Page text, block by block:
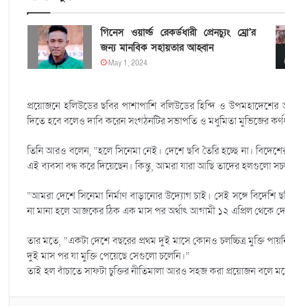
গিনেস ওয়ার্ল্ড রেকর্ডধারী প্রেনচ্যুং ম্রো’র
জন্য মানবিক সহায়তার আহ্বান
May 1, 2024
প্রয়োজনে হলিউডের ছবির পাশাপাশি বলিউডের হিন্দি ও
দিতে হবে বলেও দাবি করেন সংগঠনটির সভাপতি ও মধুমিতা মুভিজের
তিনি আরও বলেন, “হলে সিনেমা নেই। দেশে ছবি তৈরি হচ্ছে না।
এই ব্যবসা বন্ধ করে দিয়েছেন। কিন্তু, আমরা যারা আছি তাদের হলগুলো
“আমরা দেশে সিনেমা নির্মাণ বাড়ানোর উদ্যোগ চাই। সেই সঙ্গে
না মানা হলে আজকের ঠিক এক মাস পর অর্থাৎ আগামী ১২ এপ্রিল থেকে
তার মতে, “একটা দেশে বছরের প্রথম দুই মাসে কোনও চলচ্চিত্র মুক্তি
দুই মাস পর যা মুক্তি পেয়েছে সেগুলো চলেনি।”
তাই হল বাঁচাতে সাফটা চুক্তির নীতিমালা আরও সহজ করা প্রয়োজন বলে